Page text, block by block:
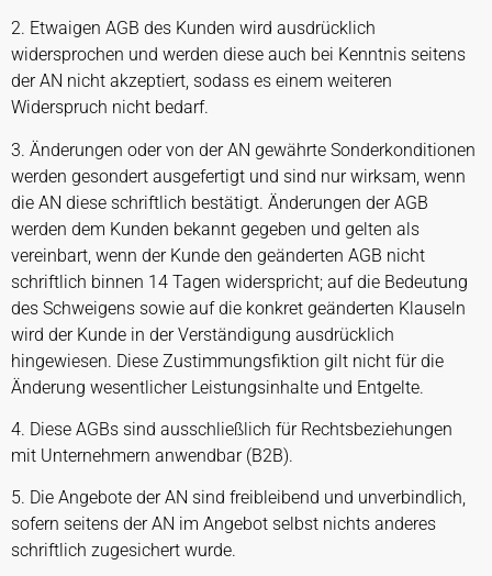
2. Etwaigen AGB des Kunden wird ausdrücklich
widersprochen und werden diese auch bei Kenntnis seitens
der AN nicht akzeptiert, sodass es einem weiteren
Widerspruch nicht bedarf.
3. Änderungen oder von der AN gewährte Sonderkonditionen
werden gesondert ausgefertigt und sind nur wirksam, wenn
die AN diese schriftlich bestätigt. Änderungen der AGB
werden dem Kunden bekannt gegeben und gelten als
vereinbart, wenn der Kunde den geänderten AGB nicht
schriftlich binnen 14 Tagen widerspricht; auf die Bedeutung
des Schweigens sowie auf die konkret geänderten Klauseln
wird der Kunde in der Verständigung ausdrücklich
hingewiesen. Diese Zustimmungsfiktion gilt nicht für die
Änderung wesentlicher Leistungsinhalte und Entgelte.
4. Diese AGBs sind ausschließlich für Rechtsbeziehungen
mit Unternehmern anwendbar (B2B).
5. Die Angebote der AN sind freibleibend und unverbindlich,
sofern seitens der AN im Angebot selbst nichts anderes
schriftlich zugesichert wurde.